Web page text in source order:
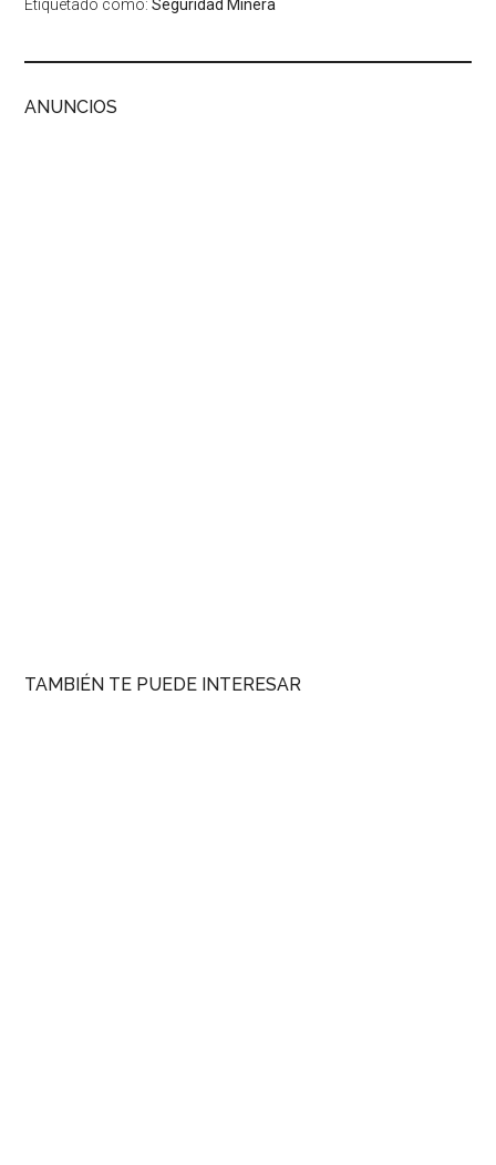
Etiquetado como:Seguridad Minera
ANUNCIOS
TAMBIÉN TE PUEDE INTERESAR